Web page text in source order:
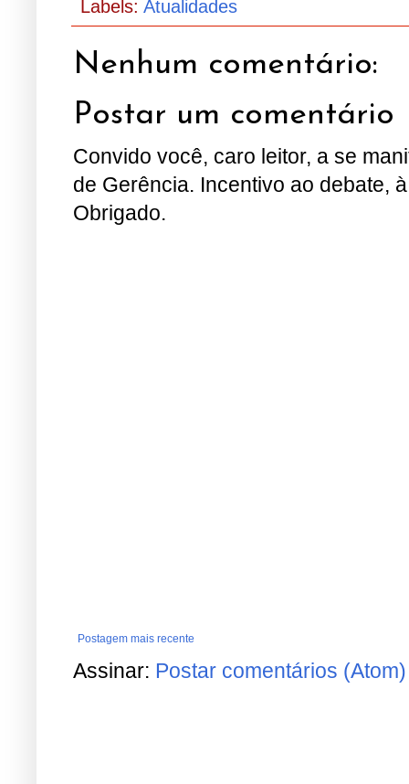
Labels: Atualidades
Nenhum comentário:
Postar um comentário
Convido você, caro leitor, a se
de Gerência. Incentivo ao debate,
Obrigado.
Postagem mais recente
Assinar: Postar comentários (Atom)